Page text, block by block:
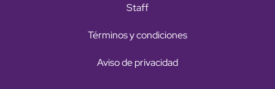
Staff
Términos y condiciones
Aviso de privacidad